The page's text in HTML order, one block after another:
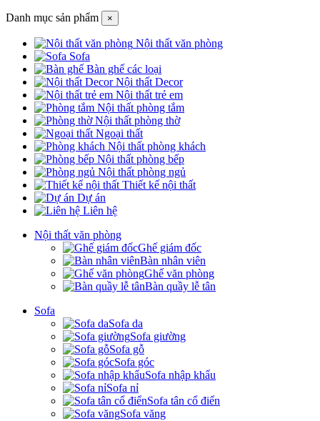
Danh mục sản phẩm ×
Nội thất văn phòng
Sofa
Bàn ghế các loại
Nội thất Decor
Nội thất trẻ em
Nội thất phòng tắm
Nội thất phòng thờ
Ngoại thất
Nội thất phòng khách
Nội thất phòng bếp
Nội thất phòng ngủ
Thiết kế nội thất
Dự án
Liên hệ
Nội thất văn phòng
Ghế giám đốc
Bàn nhân viên
Ghế văn phòng
Bàn quầy lễ tân
Sofa
Sofa da
Sofa giường
Sofa gỗ
Sofa góc
Sofa nhập khẩu
Sofa nỉ
Sofa tân cổ điển
Sofa văng